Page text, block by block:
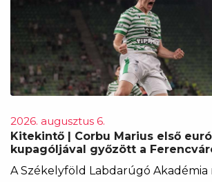
2026. augusztus 6.
Kitekintő | Corbu Marius első
kupagóljával győzött a
A Székelyföld Labdarúgó Akadémia